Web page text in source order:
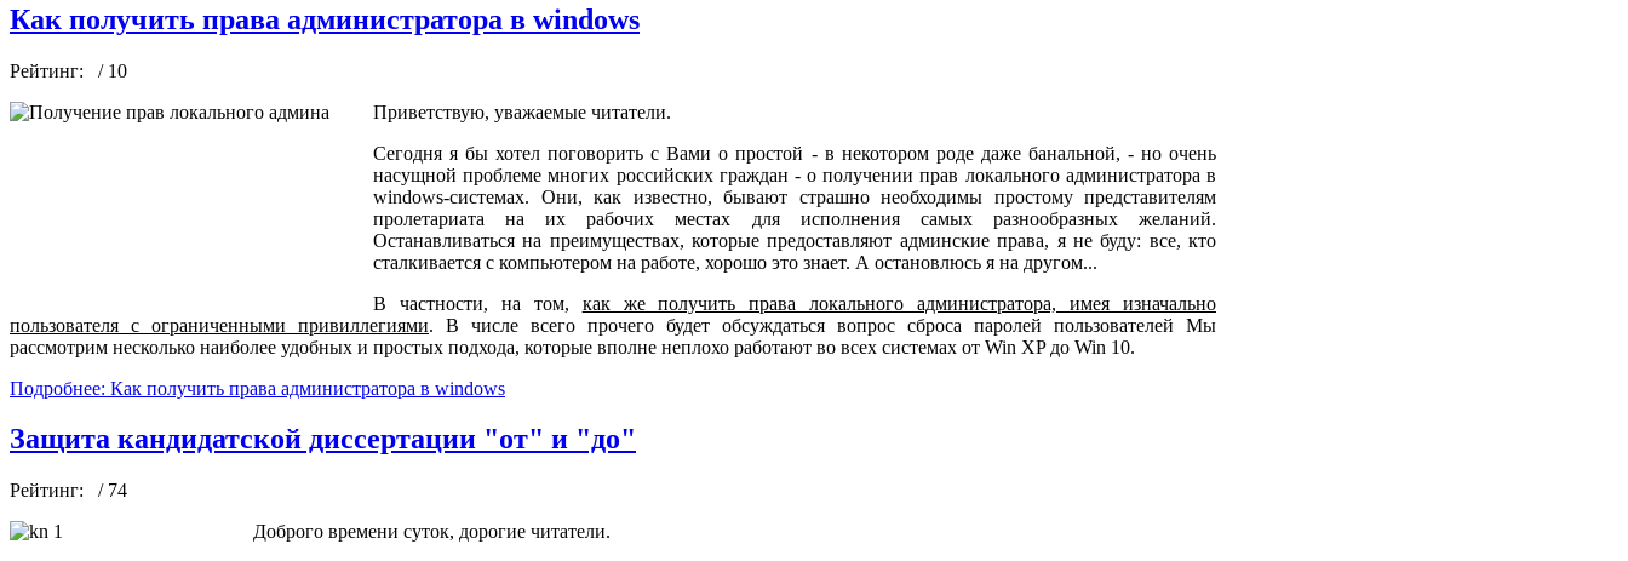
Как получить права администратора в windows
Рейтинг:
/ 10
Приветствую, уважаемые читатели.
Сегодня я бы хотел поговорить с Вами о простой - в некотором роде даже банальной, - но очень
насущной проблеме многих российских граждан - о получении прав локального администратора в
windows-системах. Они, как известно, бывают страшно необходимы простому представителям
пролетариата на их рабочих местах для исполнения самых разнообразных желаний.
Останавливаться на преимуществах, которые предоставляют админские права, я не буду: все, кто
сталкивается с компьютером на работе, хорошо это знает. А остановлюсь я на другом...
В частности, на том, как же получить права локального администратора, имея изначально
пользователя с ограниченными привиллегиями. В числе всего прочего будет обсуждаться вопрос сброса паролей пользователей Мы
рассмотрим несколько наиболее удобных и простых подхода, которые вполне неплохо работают во всех системах от Win XP до Win 10.
Подробнее: Как получить права администратора в windows
Защита кандидатской диссертации "от" и "до"
Рейтинг:
/ 74
Доброго времени суток, дорогие читатели.